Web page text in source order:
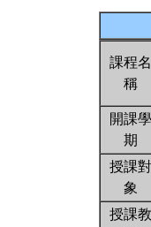
課程名
稱
開課學
期
授課對
象
授課教